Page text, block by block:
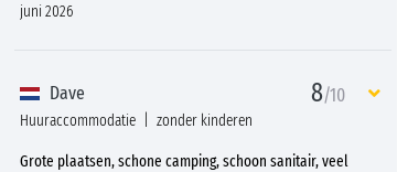
juni 2026
Dave 8/10
Huuraccommodatie zonder kinderen
Grote plaatsen, schone camping, schoon sanitair, veel